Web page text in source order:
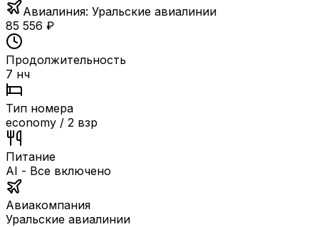
Авиалиния: Уральские авиалинии
85 556 ₽
Продолжительность
7 нч
Тип номера
economy / 2 взр
Питание
AI - Все включено
Авиакомпания
Уральские авиалинии